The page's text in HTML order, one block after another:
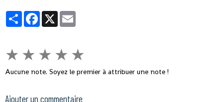
PartagerFacebook
X
★ ★ ★ ★ ★
Aucune note. Soyez le premier à attribuer une note !
Ajouter un commentaire